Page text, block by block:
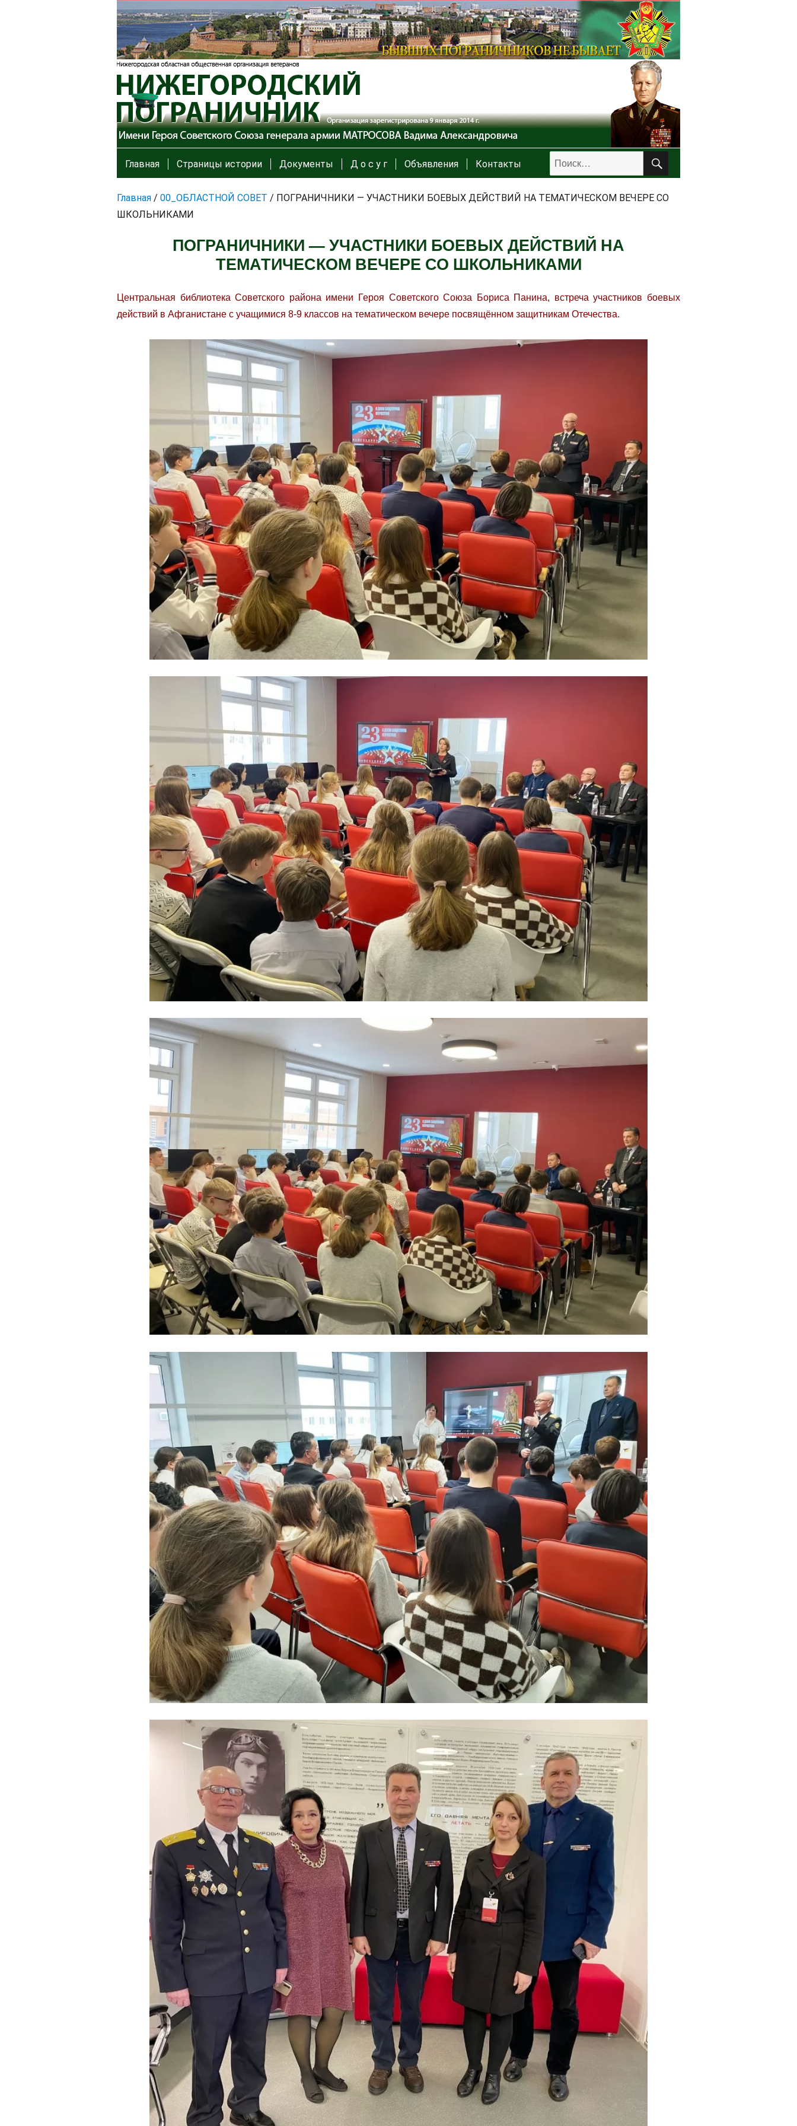
Искать: ПОИСК
Главная Страницы истории Документы Д о с у г Объявления Контакты
Главная / 00_ОБЛАСТНОЙ СОВЕТ / ПОГРАНИЧНИКИ — УЧАСТНИКИ БОЕВЫХ ДЕЙСТВИЙ НА ТЕМАТИЧЕСКОМ ВЕЧЕРЕ СО
ШКОЛЬНИКАМИ
ПОГРАНИЧНИКИ — УЧАСТНИКИ БОЕВЫХ ДЕЙСТВИЙ НА
ТЕМАТИЧЕСКОМ ВЕЧЕРЕ СО ШКОЛЬНИКАМИ
Центральная библиотека Советского района имени Героя Советского Союза Бориса Панина, встреча участников боевых
действий в Афганистане с учащимися 8-9 классов на тематическом вечере посвящённом защитникам Отечества.